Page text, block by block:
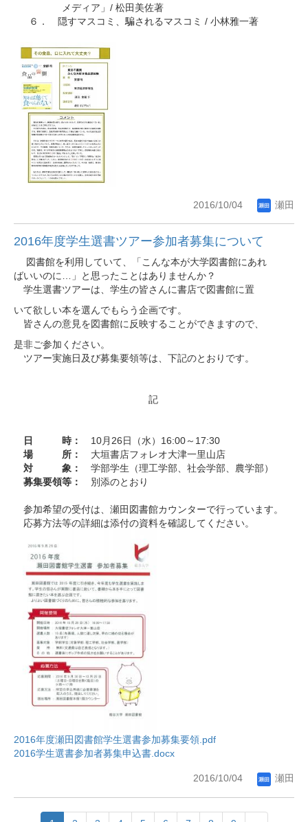
メディア」/ 松田美佐著
６． 隠すマスコミ、騙されるマスコミ / 小林雅一著
2016/10/04 瀬田
2016年度学生選書ツアー参加者募集について
図書館を利用していて、「こんな本が大学図書館にあれ
ばいいのに…」と思ったことはありませんか？
学生選書ツアーは、学生の皆さんに書店で図書館に置
いて欲しい本を選んでもらう企画です。
皆さんの意見を図書館に反映することができますので、
是非ご参加ください。
ツアー実施日及び募集要領等は、下記のとおりです。
記
日 時：
10月26日（水）16:00～17:30
場 所：
大垣書店フォレオ大津一里山店
対 象：
学部学生（理工学部、社会学部、農学部）
募集要領等：
別添のとおり
参加希望の受付は、瀬田図書館カウンターで行っています。
応募方法等の詳細は添付の資料を確認してください。
2016年度瀬田図書館学生選書参加募集要領.pdf
2016学生選書参加者募集申込書.docx
2016/10/04 瀬田